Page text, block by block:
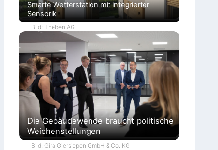
Smarte Wetterstation mit integrierter
Sensorik
Bild: Theben AG
Die Gebäudewende braucht politische
Weichenstellungen
Bild: Gira Giersiepen GmbH & Co. KG